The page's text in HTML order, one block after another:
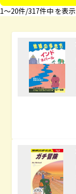
1〜20件/317件中 を表示